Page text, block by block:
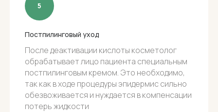
Постпилинговый уход
После деактивации кислоты косметолог
обрабатывает лицо пациента специальным
постпилинговым кремом. Это необходимо,
так как в ходе процедуры эпидермис сильно
обезвоживается и нуждается в компенсации
потерь жидкости